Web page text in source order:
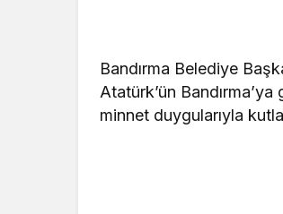
Bandırma Belediye
Atatürk’ün
minnet duygularıyla